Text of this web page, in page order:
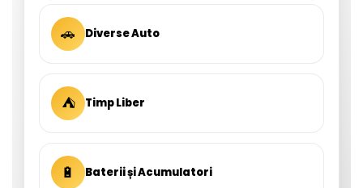
🚗 Diverse Auto
⛺ Timp Liber
🔋 Baterii și Acumulatori